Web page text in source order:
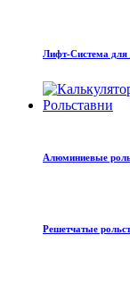
Лифт-Система для
Рольставни
Алюминиевые
Решетчатые